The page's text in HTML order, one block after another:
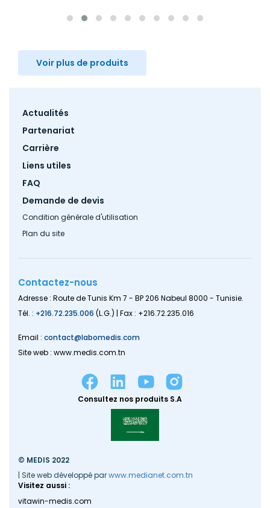
Voir plus de produits
Footer
Actualités
Partenariat
Carrière
Liens utiles
FAQ
Demande de devis
Condition générale d'utilisation
Plan du site
Contactez-nous
Adresse : Route de Tunis Km 7 - BP 206 Nabeul 8000 - Tunisie.
Tél. : +216.72.235.006 (L.G.) | Fax : +216.72.235.016
Email : contact@labomedis.com
Site web : www.medis.com.tn
Consultez nos produits S.A
© MEDIS 2022
| Site web développé parwww.medianet.com.tn
Visitez aussi :
vitawin-medis.com